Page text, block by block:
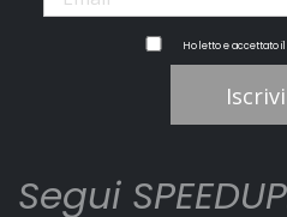
Ho letto e accettato
Segui